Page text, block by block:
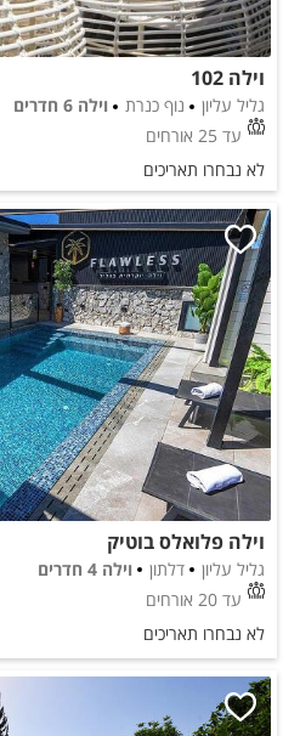
וילה 102
גליל עליון נוף כנרת
וילה 6 חדרים
עד 25 אורחים
לא נבחרו תאריכים
וילה פלואלס בוטיק
גליל עליון דלתון
וילה 4 חדרים
עד 20 אורחים
לא נבחרו תאריכים